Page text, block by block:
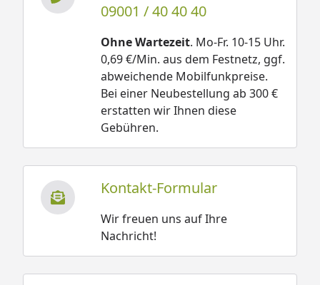
09001 / 40 40 40
Ohne Wartezeit. Mo-Fr. 10-15 Uhr.
0,69 €/Min. aus dem Festnetz, ggf.
abweichende Mobilfunkpreise.
Bei einer Neubestellung ab 300 €
erstatten wir Ihnen diese
Gebühren.
Kontakt-Formular
Wir freuen uns auf Ihre
Nachricht!